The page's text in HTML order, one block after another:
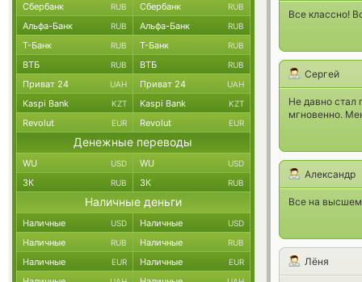
Все классно!
Сергей
Не давно стал
мгновенно.
Александр
Все на высшем
Лёня
Сбербанк RUB Сбербанк RUB
Альфа-Банк RUB Альфа-Банк RUB
Т-Банк RUB Т-Банк RUB
ВТБ RUB ВТБ RUB
Приват 24 UAH Приват 24 UAH
Kaspi Bank KZT Kaspi Bank KZT
Revolut EUR Revolut EUR
Денежные переводы
WU USD WU USD
ЗК RUB ЗК RUB
Наличные деньги
Наличные USD Наличные USD
Наличные RUB Наличные RUB
Наличные EUR Наличные EUR